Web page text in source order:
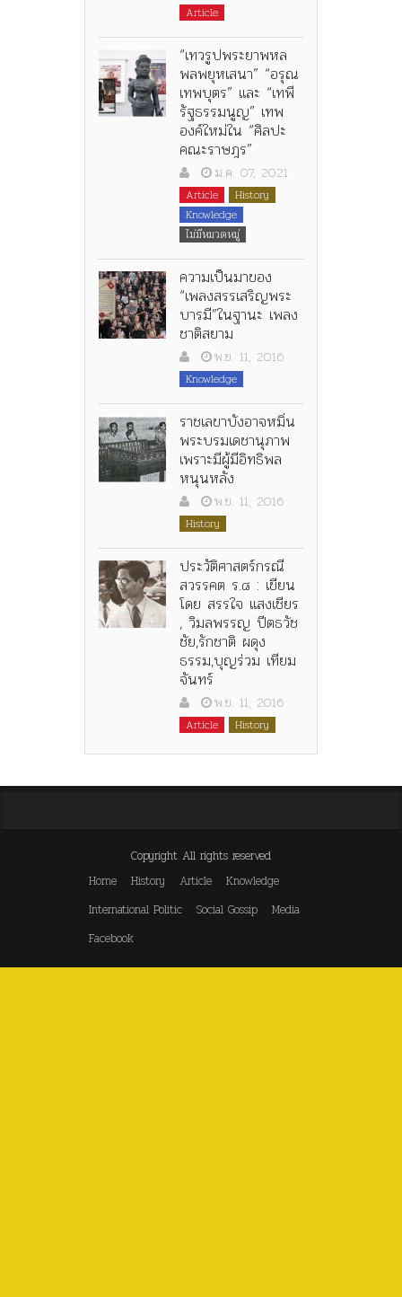
Article
“เทวรูปพระยาพหล
พลพยุหเสนา” “อรุณ
เทพบุตร” และ “เทพี
รัฐธรรมนูญ” เทพ
องค์ใหม่ใน “ศิลปะ
คณะราษฎร”
ม.ค. 07, 2021
Article
History
Knowledge
ไม่มีหมวดหมู่
ความเป็นมาของ
“เพลงสรรเสริญพระ
บารมี”ในฐานะ เพลง
ชาติสยาม
พ.ย. 11, 2016
Knowledge
ราชเลขาบังอาจหมิ่น
พระบรมเดชานุภาพ
เพราะมีผู้มีอิทธิพล
หนุนหลัง
พ.ย. 11, 2016
History
ประวัติศาสตร์กรณี
สวรรคต ร.๘ : เขียน
โดย สรรใจ แสงเชียร
, วิมลพรรญ ปีตธวัช
ชัย,รักชาติ ผดุง
ธรรม,บุญร่วม เทียม
จันทร์
พ.ย. 11, 2016
Article History
Copyright All rights reserved
Home
History Article
Knowledge
International Politic
Social Gossip
Media
Facebook